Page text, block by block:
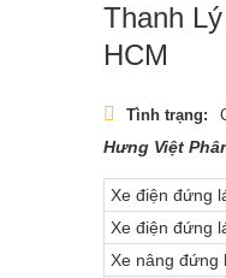
Thanh
HCM
Tình trạng:
Hưng Việt
Xe điện đứng
Xe điện đứng
Xe nâng đứng